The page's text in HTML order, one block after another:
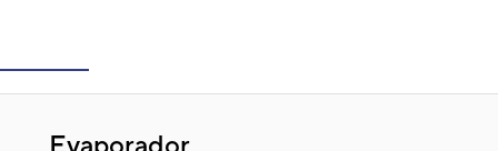
Evaporador